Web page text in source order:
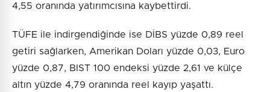
4,55 oranında yatırımcısına kaybettirdi.
TÜFE ile indirgendiğinde ise DİBS yüzde 0,89 reel
getiri sağlarken, Amerikan Doları yüzde 0,03, Euro
yüzde 0,87, BIST 100 endeksi yüzde 2,61 ve külçe
altın yüzde 4,79 oranında reel kayıp yaşattı.